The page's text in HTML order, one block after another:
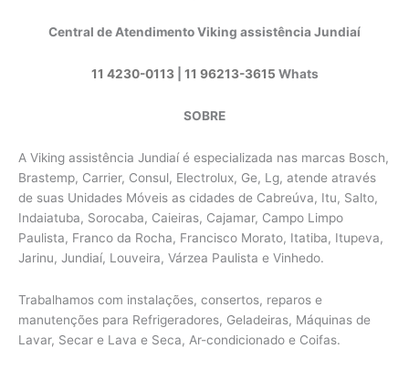
Central de Atendimento Viking assistência Jundiaí
11 4230-0113| 11 96213-3615 Whats
SOBRE
A Viking assistência Jundiaí é especializada nas marcas Bosch,
Brastemp, Carrier, Consul, Electrolux, Ge, Lg, atende através
de suas Unidades Móveis as cidades de Cabreúva, Itu, Salto,
Indaiatuba, Sorocaba, Caieiras, Cajamar, Campo Limpo
Paulista, Franco da Rocha, Francisco Morato, Itatiba, Itupeva,
Jarinu, Jundiaí, Louveira, Várzea Paulista e Vinhedo.
Trabalhamos com instalações, consertos, reparos e
manutenções para Refrigeradores, Geladeiras, Máquinas de
Lavar, Secar e Lava e Seca, Ar-condicionado e Coifas.